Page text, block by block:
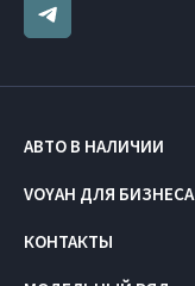
АВТО В НАЛИЧИИ
VOYAH ДЛЯ БИЗНЕСА
КОНТАКТЫ